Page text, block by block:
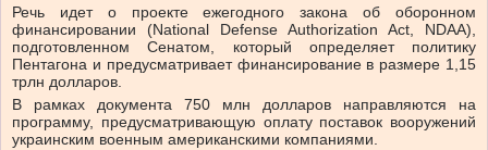
Речь идет о проекте ежегодного закона об оборонном
финансировании (National Defense Authorization Act, NDAA),
подготовленном Сенатом, который определяет политику
Пентагона и предусматривает финансирование в размере 1,15
трлн долларов.
В рамках документа 750 млн долларов направляются на
программу, предусматривающую оплату поставок вооружений
украинским военным американскими компаниями.